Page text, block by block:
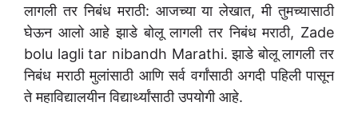
लागली तर निबंध मराठी: आजच्या या लेखात, मी तुमच्यासाठी
घेऊन आलो आहे झाडे बोलू लागली तर निबंध मराठी, Zade
bolu lagli tar nibandh Marathi. झाडे बोलू लागली तर
निबंध मराठी मुलांसाठी आणि सर्व वर्गांसाठी अगदी पहिली पासून
ते महाविद्यालयीन विद्यार्थ्यांसाठी उपयोगी आहे.